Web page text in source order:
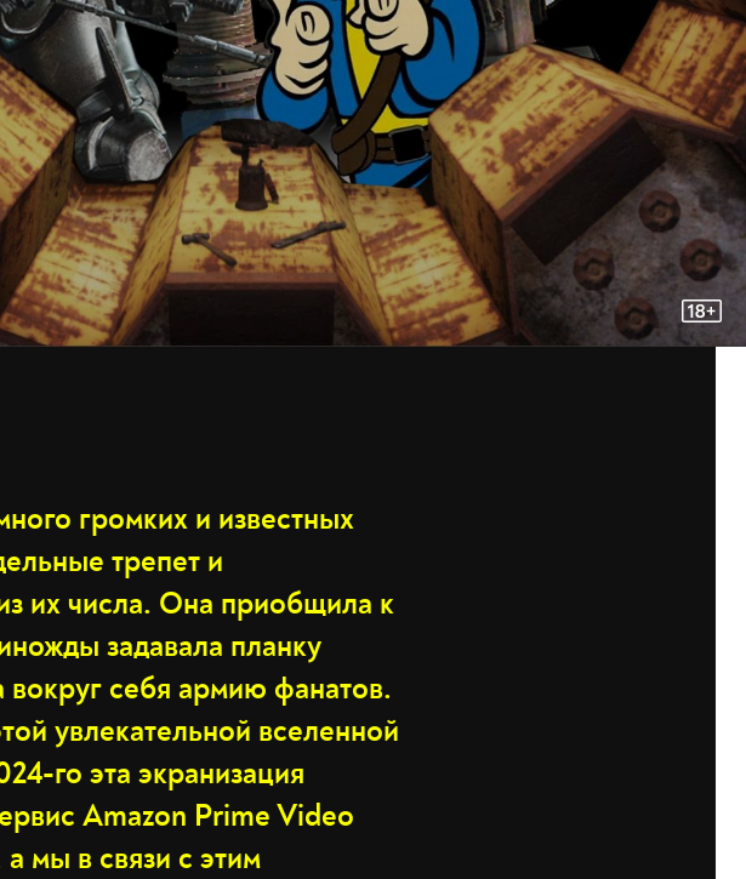
громких и известных
трепет и
их числа. Она приобщила к
задавала планку
вокруг себя армию фанатов.
увлекательной вселенной
го эта экранизация
Amazon Prime Video
мы в связи с этим